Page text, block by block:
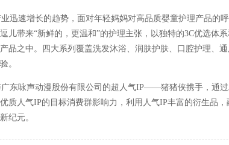
迅速增长的趋势，面对年轻妈妈对高品质婴童护理产品的
儿带来“新鲜的，更温和”的护理主张，以独特的3C优选体
品之中。四大系列覆盖洗发沐浴、润肤护肤、口腔护理、
。
东咏声动漫股份有限公司的超人气IP——猪猪侠携手，通过
质人气IP的目标消费群影响力，利用人气IP丰富的衍生品
纪元。